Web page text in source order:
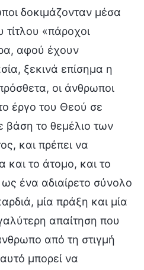
δοκιμάζονταν μέσα
«πάροχοι
αφού έχουν
ξεκινά επίσημα η
οι άνθρωποι
έργο του Θεού σε
βάση το θεμέλιο των
και πρέπει να
και το άτομο, και το
ένα αδιαίρετο σύνολο
μία πράξη και μία
απαίτηση που
από τη στιγμή
μπορεί να